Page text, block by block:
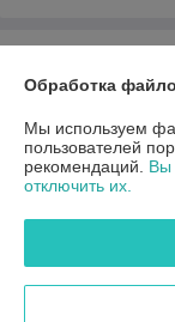
Доставка и
График работы
Полная версия
Обработка
Мы используем
пользователей
рекомендаций. Вы
отключить их.